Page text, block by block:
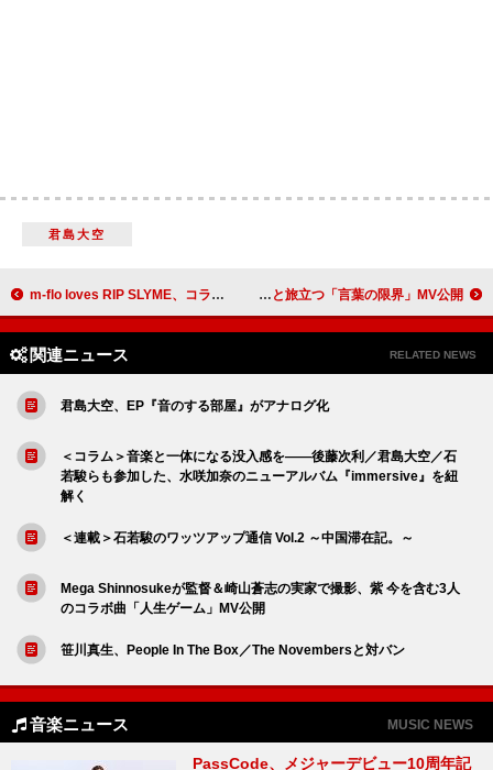
君島大空
m-flo loves RIP SLYME、コラボ曲「ARIGATTO」配信リリース 日向坂46、河田陽菜が新たな未来へと旅立つ「言葉の限界」MV公開
関連ニュース RELATED NEWS
君島大空、EP『音のする部屋』がアナログ化
＜コラム＞音楽と一体になる没入感を――後藤次利／君島大空／石
若駿らも参加した、水咲加奈のニューアルバム『immersive』を紐
解く
＜連載＞石若駿のワッツアップ通信 Vol.2 ～中国滞在記。～
Mega Shinnosukeが監督＆崎山蒼志の実家で撮影、紫 今を含む3人
のコラボ曲「人生ゲーム」MV公開
笹川真生、People In The Box／The Novembersと対バン
音楽ニュース MUSIC NEWS
PassCode、メジャーデビュー10周年記